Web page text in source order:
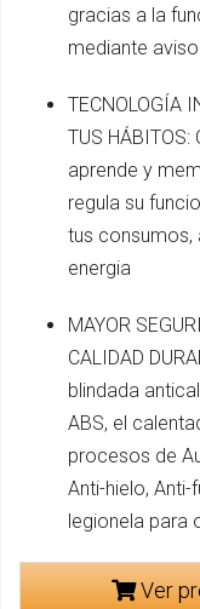
gracias a la
mediante
TECNOLOGÍA
TUS
aprende y
regula su
tus consumos,
energia
MAYOR
CALIDAD
blindada
ABS, el
procesos de
Anti-hielo,
legionela para
Ver